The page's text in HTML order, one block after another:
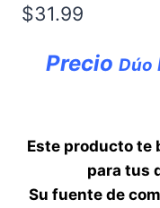
$31.99
Precio Dúo
Este producto te
para tus
Su fuente de